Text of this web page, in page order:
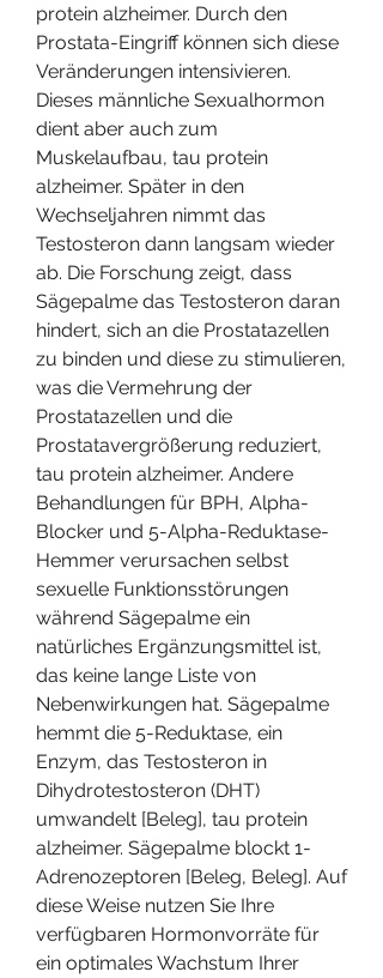
protein alzheimer. Durch den
Prostata-Eingriff können sich diese
Veränderungen intensivieren.
Dieses männliche Sexualhormon
dient aber auch zum
Muskelaufbau, tau protein
alzheimer. Später in den
Wechseljahren nimmt das
Testosteron dann langsam wieder
ab. Die Forschung zeigt, dass
Sägepalme das Testosteron daran
hindert, sich an die Prostatazellen
zu binden und diese zu stimulieren,
was die Vermehrung der
Prostatazellen und die
Prostatavergrößerung reduziert,
tau protein alzheimer. Andere
Behandlungen für BPH, Alpha-
Blocker und 5-Alpha-Reduktase-
Hemmer verursachen selbst
sexuelle Funktionsstörungen
während Sägepalme ein
natürliches Ergänzungsmittel ist,
das keine lange Liste von
Nebenwirkungen hat. Sägepalme
hemmt die 5-Reduktase, ein
Enzym, das Testosteron in
Dihydrotestosteron (DHT)
umwandelt [Beleg], tau protein
alzheimer. Sägepalme blockt 1-
Adrenozeptoren [Beleg, Beleg]. Auf
diese Weise nutzen Sie Ihre
verfügbaren Hormonvorräte für
ein optimales Wachstum Ihrer